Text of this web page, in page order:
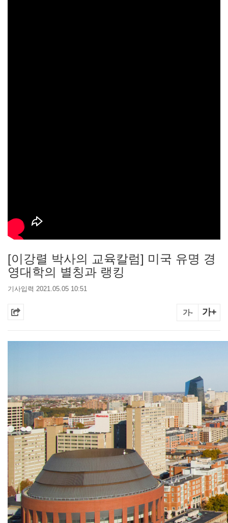
[이강렬 박사의 교육칼럼] 미국 유명 경
영대학의 별칭과 랭킹
기사입력 2021.05.05 10:51
가- 가+